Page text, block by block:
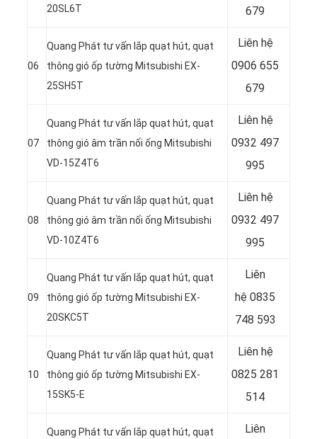
20SL6T
679
06
Quang Phát tư vấn lắp quạt hút, quạt
thông gió ốp tường Mitsubishi EX-
25SH5T
Liên hệ
0906 655
679
07
Quang Phát tư vấn lắp quạt hút, quạt
thông gió âm trần nối ống Mitsubishi
VD-15Z4T6
Liên hệ
0932 497
995
08
Quang Phát tư vấn lắp quạt hút, quạt
thông gió âm trần nối ống Mitsubishi
VD-10Z4T6
Liên hệ
0932 497
995
09
Quang Phát tư vấn lắp quạt hút, quạt
thông gió ốp tường Mitsubishi EX-
20SKC5T
Liên
hệ 0835
748 593
10
Quang Phát tư vấn lắp quạt hút, quạt
thông gió ốp tường Mitsubishi EX-
15SK5-E
Liên hệ
0825 281
514
Quang Phát tư vấn lắp quạt hút, quạt
Liên